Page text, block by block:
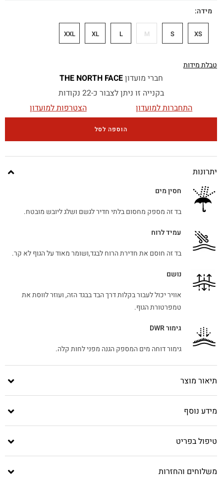
מידה
XS
S
M
L
XL
XXL
טבלת מידות
חברי מועדוןTHE NORTH FACE
בקנייה זו ניתן לצבור כ-22 נקודות
התחברות למועדון
הצטרפות למועדון
הוספה לסל
יתרונות
חסין מים
בד זה מספק מחסום בלתי חדיר לגשם ושלג ליובש מובטח.
עמיד לרוח
בד זה חוסם את חדירת הרוח לבגד,ושומר מאוד על הגוף לא קר.
נושם
אוויר יכול לעבור בקלות דרך הבד בבגד הזה, ועוזר לווסת את
טמפרטורת הגוף.
גימור DWR
גימור דוחה מים המספק הגנה מפני לחות קלה.
תיאור מוצר
מידע נוסף
טיפול בפריט
משלוחים והחזרות